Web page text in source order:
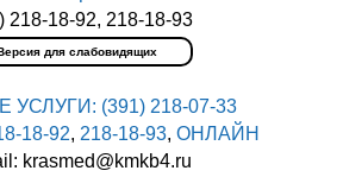
218-18-92, 218-18-93
для слабовидящих
УСЛУГИ: (391) 218-07-33
18-92, 218-18-93, ОНЛАЙН
krasmed@kmkb4.ru